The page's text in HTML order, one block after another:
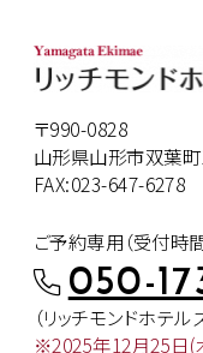
〒990-0828
山形県山形市双葉町
FAX:023-647-6278
ご予約専用（受付時
050-
（リッチモンドホテ
※2025年12月25日(